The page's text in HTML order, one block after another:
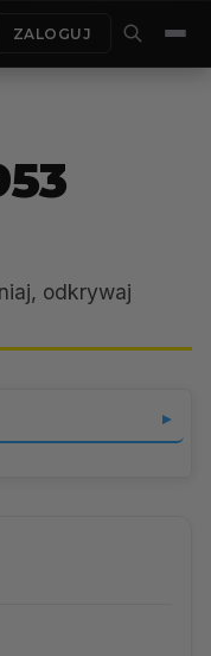
ZALOGUJ
odkrywaj
▼